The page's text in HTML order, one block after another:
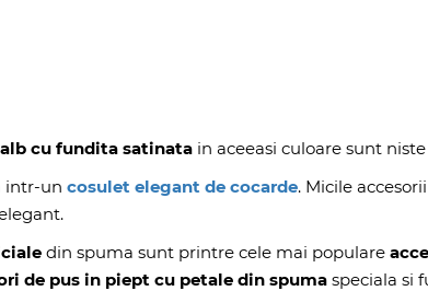
cu fundita satinata in aceeasi culoare sunt niste
intr-un cosulet elegant de cocarde. Micile
din spuma sunt printre cele mai populare
de pus in piept cu petale din spuma speciala si